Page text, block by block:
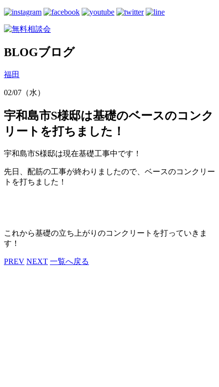
BLOGブログ
福田
02/07（水）
宇和島市S様邸は基礎のベースのコンク
リートを打ちました！
宇和島市S様邸は現在基礎工事中です！
先日、配筋の工事が終わりましたので、ベースのコンクリー
トを打ちました！
これから基礎の立ち上がりのコンクリートを打っていきま
す！
PREV NEXT 一覧へ戻る